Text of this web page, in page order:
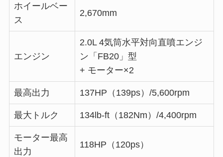
ホイールベー
ス
2,670mm
エンジン
2.0L 4気筒水平対向直噴エンジ
ン「FB20」型
+ モーター×2
最高出力 137HP（139ps）/5,600rpm
最大トルク 134lb-ft（182Nm）/4,400rpm
モーター最高
出力
118HP（120ps）